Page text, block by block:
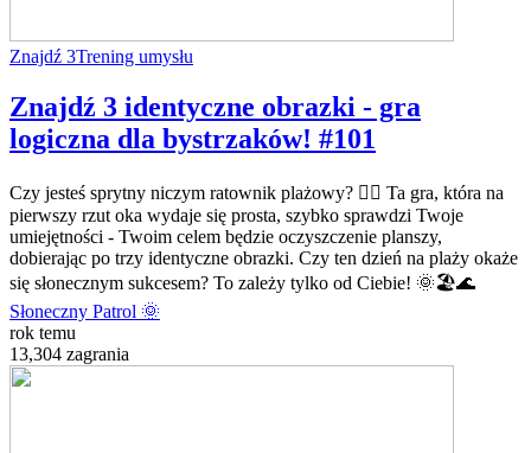
Znajdź 3Trening umysłu
Znajdź 3 identyczne obrazki - gra
logiczna dla bystrzaków! #101
Czy jesteś sprytny niczym ratownik plażowy? 🏄‍♂️ Ta gra, która na
pierwszy rzut oka wydaje się prosta, szybko sprawdzi Twoje
umiejętności - Twoim celem będzie oczyszczenie planszy,
dobierając po trzy identyczne obrazki. Czy ten dzień na plaży okaże
się słonecznym sukcesem? To zależy tylko od Ciebie! 🌞🏖️🌊
Słoneczny Patrol 🌞
rok temu
13,304 zagrania